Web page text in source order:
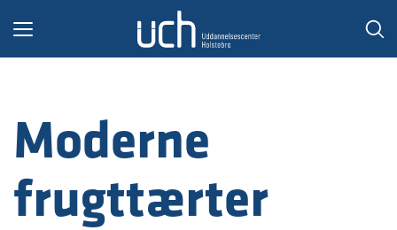
Toggle
Moderne
frugttærter